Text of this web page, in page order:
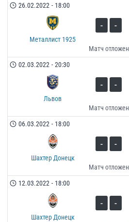
26.02.2022 - 18:00
Металлист 1925
- -
Матч отложен
02.03.2022 - 20:30
Львов
- -
Матч отложен
06.03.2022 - 18:00
Шахтер Донецк
- -
Матч отложен
12.03.2022 - 18:00
Шахтер Донецк
- -